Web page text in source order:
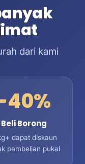
dari kami
Beli Borong
dapat diskaun
pembelian pukal